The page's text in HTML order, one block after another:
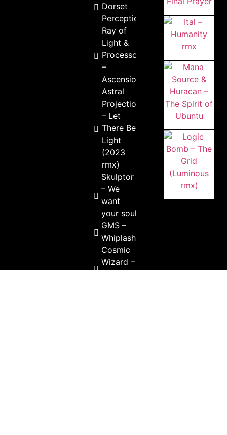
Dorset
Perception
Ray of
Light &
Processor
–
Ascension
Astral
Projection
– Let
There Be
Light
(2023
rmx)
Skulptor
– We
want
your soul
GMS –
Whiplash
Cosmic
Wizard –